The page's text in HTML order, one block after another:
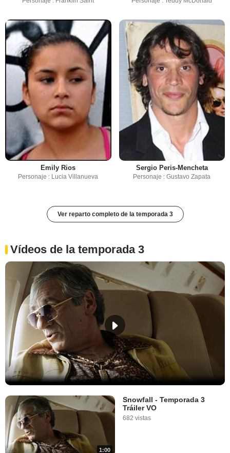
Emily Rios
Personaje : Lucia Villanueva
Sergio Peris-Mencheta
Personaje : Gustavo Zapata
Ver reparto completo de la temporada 3
Vídeos de la temporada 3
1:00
Snowfall - Temporada 3
Tráiler VO
682 vistas